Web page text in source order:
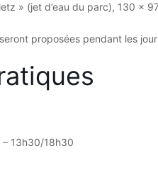
» (jet d’eau du parc), 130 x
seront proposées pendant les
13h30/18h30